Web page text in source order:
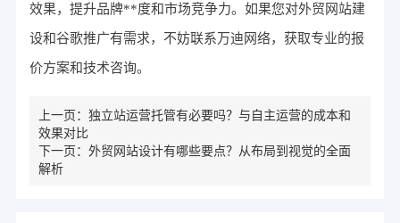
效果，提升品牌**度和市场竞争力。如果您对外贸网站建
设和谷歌推广有需求，不妨联系万迪网络，获取专业的报
价方案和技术咨询。
上一页： 独立站运营托管有必要吗？与自主运营的成本和
效果对比
下一页： 外贸网站设计有哪些要点？从布局到视觉的全面
解析